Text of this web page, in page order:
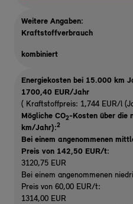
Weitere Angaben:
Kraftstoffverbrauch
kombiniert
Energiekosten bei 15.000 km
1700,40 EUR/Jahr
( Kraftstoffpreis: 1,744 EUR/l
Mögliche CO2-Kosten über die
km/Jahr):2
Bei einem angenommenen
Preis von 142,50 EUR/t:
3120,75 EUR
Bei einem angenommenen
Preis von 60,00 EUR/t:
1314,00 EUR